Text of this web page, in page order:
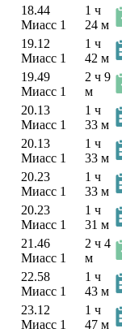
18.44
Миасс 1
1 ч
24 м
19.12
Миасс 1
1 ч
42 м
19.49
Миасс 1
2 ч 9
м
20.13
Миасс 1
1 ч
33 м
20.13
Миасс 1
1 ч
33 м
20.23
Миасс 1
1 ч
33 м
20.23
Миасс 1
1 ч
31 м
21.46
Миасс 1
2 ч 4
м
22.58
Миасс 1
1 ч
43 м
23.12
Миасс 1
1 ч
47 м